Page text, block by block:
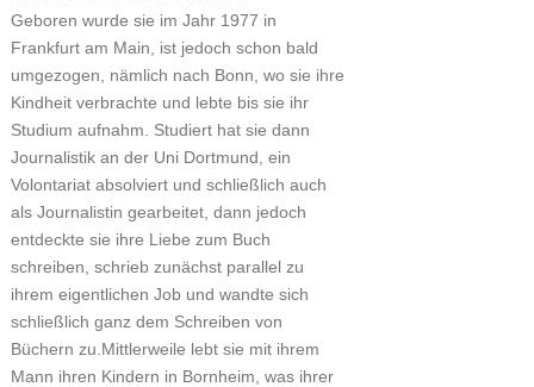
Geboren wurde sie im Jahr 1977 in
Frankfurt am Main, ist jedoch schon bald
umgezogen, nämlich nach Bonn, wo sie ihre
Kindheit verbrachte und lebte bis sie ihr
Studium aufnahm. Studiert hat sie dann
Journalistik an der Uni Dortmund, ein
Volontariat absolviert und schließlich auch
als Journalistin gearbeitet, dann jedoch
entdeckte sie ihre Liebe zum Buch
schreiben, schrieb zunächst parallel zu
ihrem eigentlichen Job und wandte sich
schließlich ganz dem Schreiben von
Büchern zu.Mittlerweile lebt sie mit ihrem
Mann ihren Kindern in Bornheim, was ihrer